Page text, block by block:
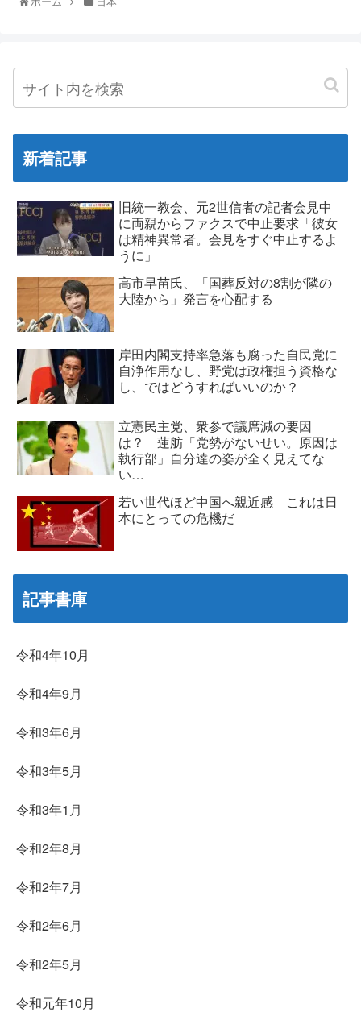
新着記事
旧統一教会、元2世信者の記者会見中
に両親からファクスで中止要求「彼女
は精神異常者。会見をすぐ中止するよ
うに」
高市早苗氏、「国葬反対の8割が隣の
大陸から」発言を心配する
岸田内閣支持率急落も腐った自民党に
自浄作用なし、野党は政権担う資格な
し、ではどうすればいいのか？
立憲民主党、衆参で議席減の要因
は？ 蓮舫「党勢がないせい。原因は
執行部」自分達の姿が全く見えてな
い…
若い世代ほど中国へ親近感 これは日
本にとっての危機だ
記事書庫
令和4年10月
令和4年9月
令和3年6月
令和3年5月
令和3年1月
令和2年8月
令和2年7月
令和2年6月
令和2年5月
令和元年10月